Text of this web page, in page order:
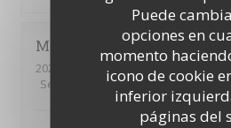
Puede
opciones en
momento
icono de cookie
inferior
páginas del
Marie-Odile P
2023-03-05
- 13:15 - Invitados 2
Servicio
/5 Ambiente: 5/5 Menú: